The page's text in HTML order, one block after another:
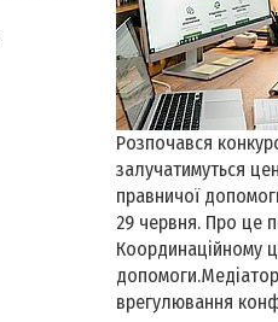
Розпочався
залучатимуться
правничої
29 червня. Про це
Координаційному
врегулювання